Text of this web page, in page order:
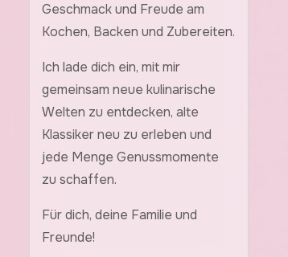
Geschmack und Freude am
Kochen, Backen und Zubereiten.
Ich lade dich ein, mit mir
gemeinsam neue kulinarische
Welten zu entdecken, alte
Klassiker neu zu erleben und
jede Menge Genussmomente
zu schaffen.
Für dich, deine Familie und
Freunde!